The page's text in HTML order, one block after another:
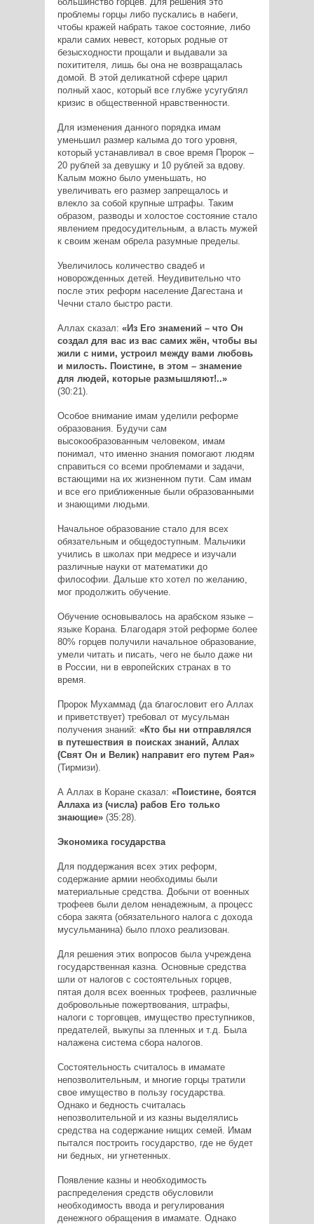
проблемы горцы либо пускались в набеги,
чтобы кражей набрать такое состояние, либо
крали самих невест, которых родные от
безысходности прощали и выдавали за
похитителя, лишь бы она не возвращалась
домой. В этой деликатной сфере царил
полный хаос, который все глубже усугублял
кризис в общественной нравственности.
Для изменения данного порядка имам
уменьшил размер калыма до того уровня,
который устанавливал в свое время Пророк –
20 рублей за девушку и 10 рублей за вдову.
Калым можно было уменьшать, но
увеличивать его размер запрещалось и
влекло за собой крупные штрафы. Таким
образом, разводы и холостое состояние стало
явлением предосудительным, а власть мужей
к своим женам обрела разумные пределы.
Увеличилось количество свадеб и
новорожденных детей. Неудивительно что
после этих реформ население Дагестана и
Чечни стало быстро расти.
Аллах сказал: «Из Его знамений – что Он
создал для вас из вас самих жён, чтобы вы
жили с ними, устроил между вами любовь
и милость. Поистине, в этом – знамение
для людей, которые размышляют!..»
(30:21).
Особое внимание имам уделили реформе
образования. Будучи сам
высокообразованным человеком, имам
понимал, что именно знания помогают людям
справиться со всеми проблемами и задачи,
встающими на их жизненном пути. Сам имам
и все его приближенные были образованными
и знающими людьми.
Начальное образование стало для всех
обязательным и общедоступным. Мальчики
учились в школах при медресе и изучали
различные науки от математики до
философии. Дальше кто хотел по желанию,
мог продолжить обучение.
Обучение основывалось на арабском языке –
языке Корана. Благодаря этой реформе более
80% горцев получили начальное образование,
умели читать и писать, чего не было даже ни
в России, ни в европейских странах в то
время.
Пророк Мухаммад (да благословит его Аллах
и приветствует) требовал от мусульман
получения знаний: «Кто бы ни отправлялся
в путешествия в поисках знаний, Аллах
(Свят Он и Велик) направит его путем Рая»
(Тирмизи).
А Аллах в Коране сказал: «Поистине, боятся
Аллаха из (числа) рабов Его только
знающие» (35:28).
Экономика государства
Для поддержания всех этих реформ,
содержание армии необходимы были
материальные средства. Добычи от военных
трофеев были делом ненадежным, а процесс
сбора закята (обязательного налога с дохода
мусульманина) было плохо реализован.
Для решения этих вопросов была учреждена
государственная казна. Основные средства
шли от налогов с состоятельных горцев,
пятая доля всех военных трофеев, различные
добровольные пожертвования, штрафы,
налоги с торговцев, имущество преступников,
предателей, выкупы за пленных и т.д. Была
налажена система сбора налогов.
Состоятельность считалось в имамате
непозволительным, и многие горцы тратили
свое имущество в пользу государства.
Однако и бедность считалась
непозволительной и из казны выделялись
средства на содержание нищих семей. Имам
пытался построить государство, где не будет
ни бедных, ни угнетенных.
Появление казны и необходимость
распределения средств обусловили
необходимость ввода и регулирования
денежного обращения в имамате. Однако